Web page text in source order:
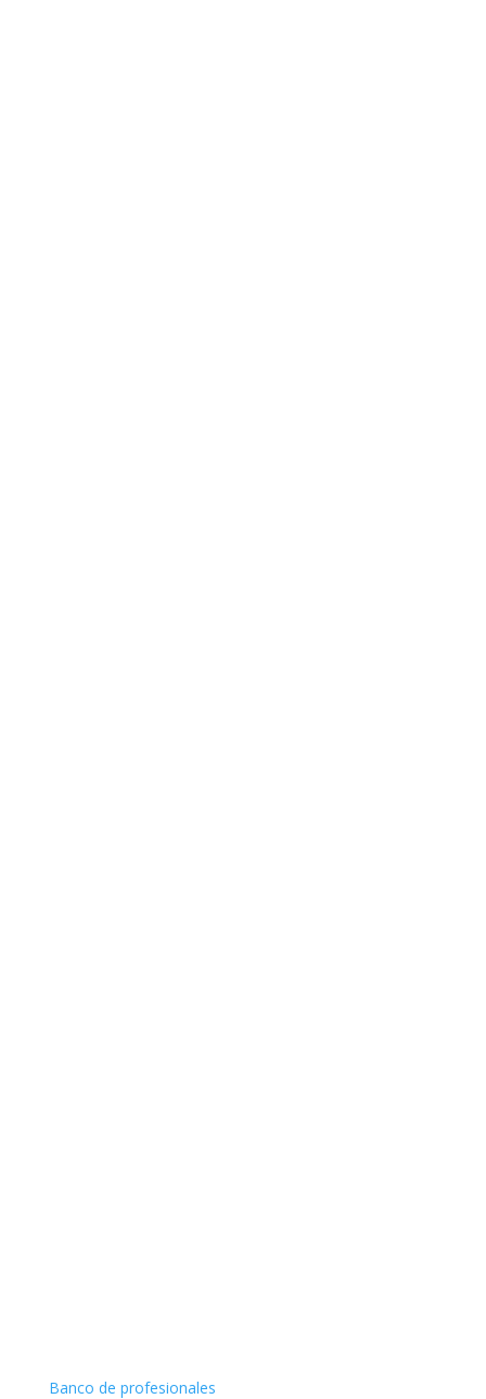
Banco de profesionales